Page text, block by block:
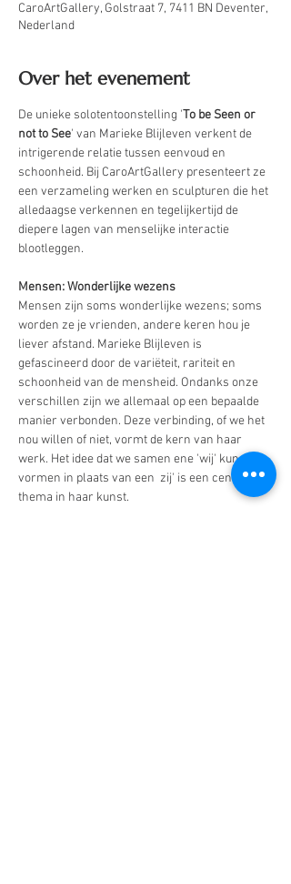
CaroArtGallery, Golstraat 7, 7411 BN Deventer,
Nederland
Over het evenement
De unieke solotentoonstelling 'To be Seen or
not to See' van Marieke Blijleven verkent de
intrigerende relatie tussen eenvoud en
schoonheid. Bij CaroArtGallery presenteert ze
een verzameling werken en sculpturen die het
alledaagse verkennen en tegelijkertijd de
diepere lagen van menselijke interactie
blootleggen.
Mensen: Wonderlijke wezens
Mensen zijn soms wonderlijke wezens; soms
worden ze je vrienden, andere keren hou je
liever afstand. Marieke Blijleven is
gefascineerd door de variëteit, rariteit en
schoonheid van de mensheid. Ondanks onze
verschillen zijn we allemaal op een bepaalde
manier verbonden. Deze verbinding, of we het
nou willen of niet, vormt de kern van haar
werk. Het idee dat we samen ene 'wij' kunnen
vormen in plaats van een  zij' is een centraal
thema in haar kunst.